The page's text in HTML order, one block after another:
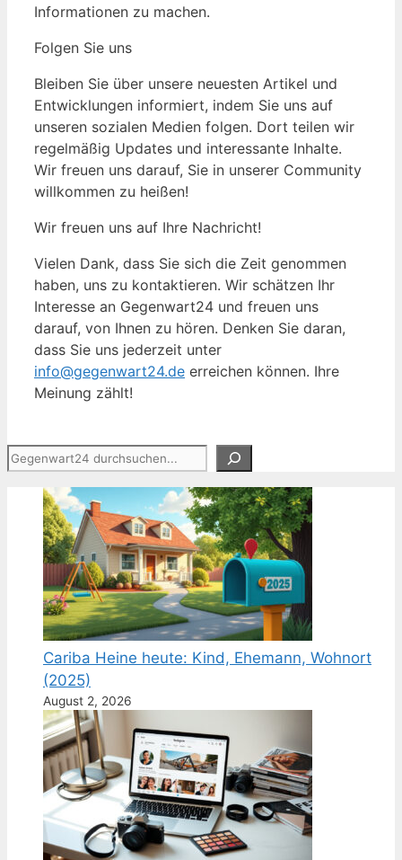
Informationen zu machen.
Folgen Sie uns
Bleiben Sie über unsere neuesten Artikel und
Entwicklungen informiert, indem Sie uns auf
unseren sozialen Medien folgen. Dort teilen wir
regelmäßig Updates und interessante Inhalte.
Wir freuen uns darauf, Sie in unserer Community
willkommen zu heißen!
Wir freuen uns auf Ihre Nachricht!
Vielen Dank, dass Sie sich die Zeit genommen
haben, uns zu kontaktieren. Wir schätzen Ihr
Interesse an Gegenwart24 und freuen uns
darauf, von Ihnen zu hören. Denken Sie daran,
dass Sie uns jederzeit unter
info@gegenwart24.de erreichen können. Ihre
Meinung zählt!
Suchen
Cariba Heine heute: Kind, Ehemann, Wohnort
(2025)
August 2, 2026